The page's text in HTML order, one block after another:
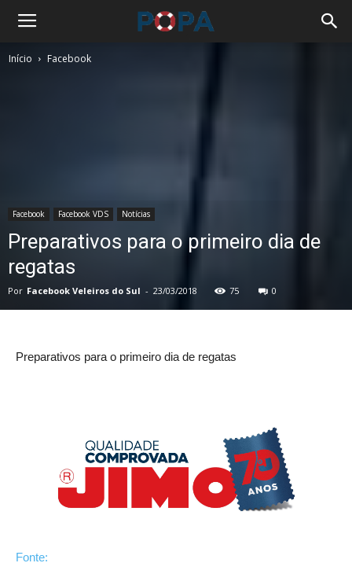
Início Facebook
Facebook Facebook VDS Notícias
Preparativos para o primeiro dia de
regatas
Por Facebook Veleiros do Sul - 23/03/2018 75 0
Preparativos para o primeiro dia de regatas
Fonte: